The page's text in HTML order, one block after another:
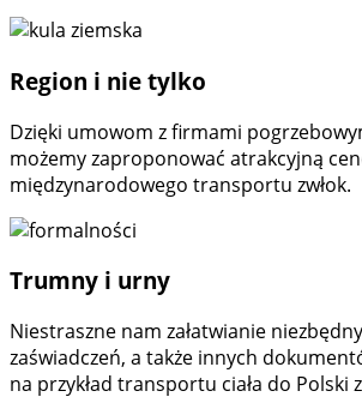
Region i nie tylko
Dzięki umowom z firmami
możemy zaproponować atrakcyjną
międzynarodowego transportu zwłok.
Trumny i urny
Niestraszne nam załatwianie
zaświadczeń, a także innych
na przykład transportu ciała do Polski